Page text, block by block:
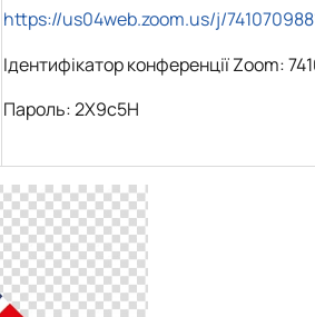
https://us04web.zoom.us/j/
Ідентифікатор конференції Zoom:
Пароль: 2X9c5H